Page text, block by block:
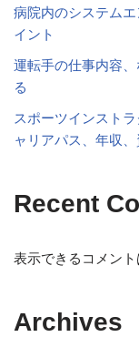
病院内のシステム
イント
運転手の仕事内容
る
スポーツインスト
ャリアパス、年収
Recent
表示できるコメント
Archives